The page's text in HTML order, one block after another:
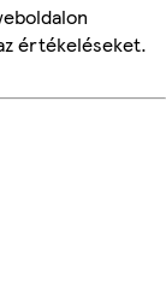
értékeléseket.